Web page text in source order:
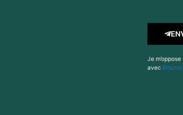
Je
avec Bloctel